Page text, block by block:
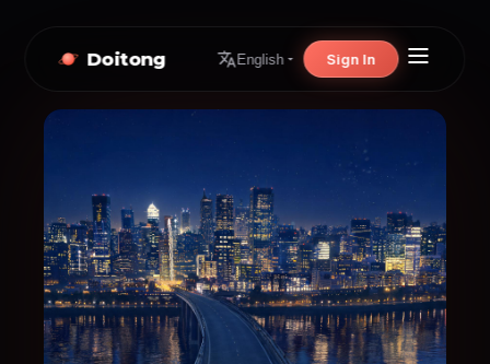
Doitong English Sign In